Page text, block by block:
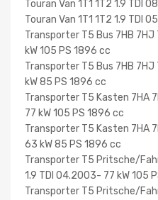
Touran Van 1T1 1T2 1.9 TDI
Touran Van 1T1 1T2 1.9 TDI
Transporter T5 Bus 7HB
kW 105 PS 1896 cc
Transporter T5 Bus 7HB
kW 85 PS 1896 cc
Transporter T5 Kasten 7HA
77 kW 105 PS 1896 cc
Transporter T5 Kasten 7HA
63 kW 85 PS 1896 cc
Transporter T5 Pritsche/
1.9 TDI 04.2003- 77 kW 105
Transporter T5 Pritsche/